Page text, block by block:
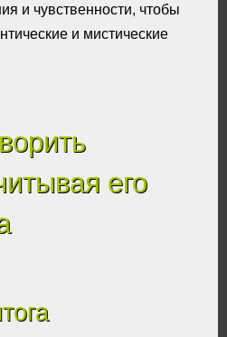
и чувственности, чтобы
и мистические
его